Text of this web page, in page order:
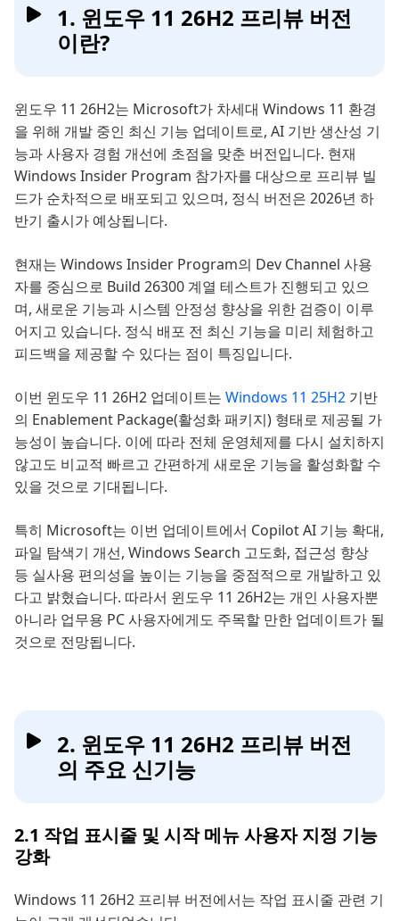
3단계. 윈도우 업데이트에서 윈도우 11 26H2 설치하기
4. 시스템 요구 사항을 충족하지 않는 PC에서
Windows 업그레이드하는 방법
6. 마무리
1. 윈도우 11 26H2 프리뷰 버전
이란?
윈도우 11 26H2는 Microsoft가 차세대 Windows 11 환경
을 위해 개발 중인 최신 기능 업데이트로, AI 기반 생산성 기
능과 사용자 경험 개선에 초점을 맞춘 버전입니다. 현재
Windows Insider Program 참가자를 대상으로 프리뷰 빌
드가 순차적으로 배포되고 있으며, 정식 버전은 2026년 하
반기 출시가 예상됩니다.
현재는 Windows Insider Program의 Dev Channel 사용
자를 중심으로 Build 26300 계열 테스트가 진행되고 있으
며, 새로운 기능과 시스템 안정성 향상을 위한 검증이 이루
어지고 있습니다. 정식 배포 전 최신 기능을 미리 체험하고
피드백을 제공할 수 있다는 점이 특징입니다.
이번 윈도우 11 26H2 업데이트는 Windows 11 25H2 기반
의 Enablement Package(활성화 패키지) 형태로 제공될 가
능성이 높습니다. 이에 따라 전체 운영체제를 다시 설치하지
않고도 비교적 빠르고 간편하게 새로운 기능을 활성화할 수
있을 것으로 기대됩니다.
특히 Microsoft는 이번 업데이트에서 Copilot AI 기능 확대,
파일 탐색기 개선, Windows Search 고도화, 접근성 향상
등 실사용 편의성을 높이는 기능을 중점적으로 개발하고 있
다고 밝혔습니다. 따라서 윈도우 11 26H2는 개인 사용자뿐
아니라 업무용 PC 사용자에게도 주목할 만한 업데이트가 될
것으로 전망됩니다.
2. 윈도우 11 26H2 프리뷰 버전
의 주요 신기능
2.1 작업 표시줄 및 시작 메뉴 사용자 지정 기능
강화
Windows 11 26H2 프리뷰 버전에서는 작업 표시줄 관련 기